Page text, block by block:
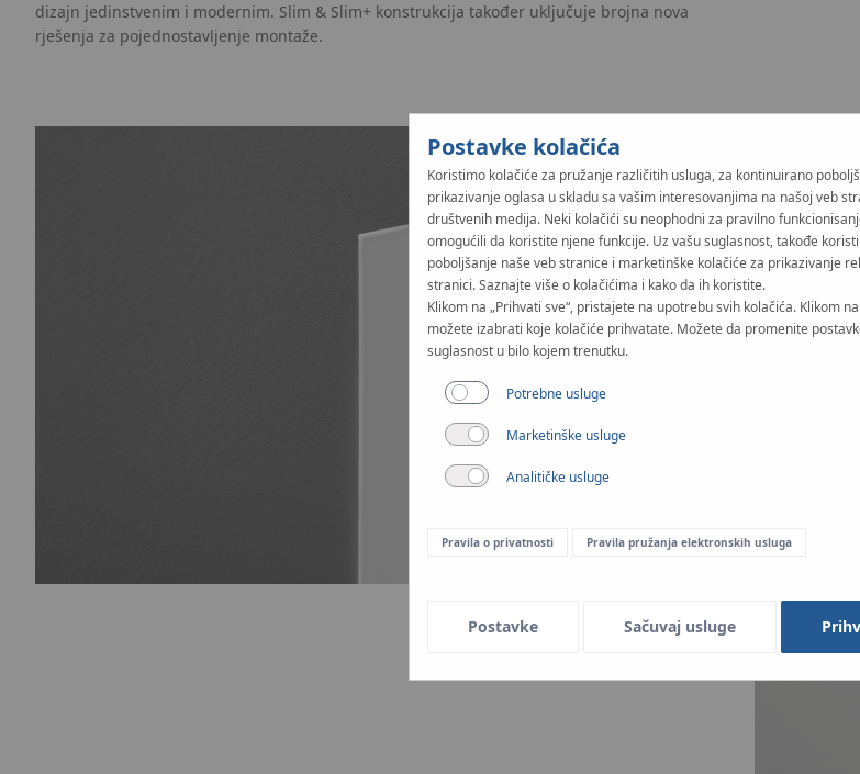
dizajn jedinstvenim i modernim. Slim & Slim+ konstrukcija također uključuje brojna nova
rješenja za pojednostavljenje montaže.
Jedinstvena
prednja
okvira znači
Postavke kolačića
Koristimo kolačiće za pružanje različitih usluga, za kontinuirano
prikazivanje oglasa u skladu sa vašim interesovanjima na našoj veb
društvenih medija. Neki kolačići su neophodni za pravilno
omogućili da koristite njene funkcije. Uz vašu suglasnost, takođe
poboljšanje naše veb stranice i marketinške kolačiće za prikazivanje
stranici. Saznajte više o kolačićima i kako da ih koristite.
Klikom na „Prihvati sve“, pristajete na upotrebu svih kolačića. Klikom
možete izabrati koje kolačiće prihvatate. Možete da promenite
suglasnost u bilo kojem trenutku.
Potrebne usluge
Marketinške usluge
Analitičke usluge
Pravila o privatnosti Pravila pružanja elektronskih usluga
Postavke Sačuvaj usluge